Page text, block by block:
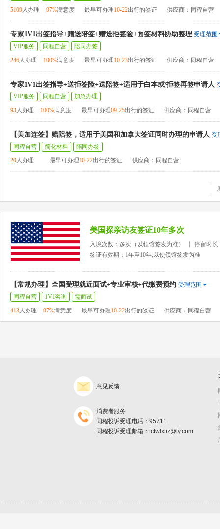
5109人办理 97%满意度 最早可办理10-22出行的签证 供应商：同程自营
专家1V1出签指导+赠送陪签+赠送拒签险+面签材料协助整理 受理范围
VIP服务
同程自营
陪同办签
246人办理 100%满意度 最早可办理10-23出行的签证 供应商：同程自营
专家1V1出签指导+送拒签险+送陪签+适用于白本或/拒签再签申请人
VIP服务
同程自营
加急办理
93人办理 100%满意度 最早可办理09-25出行的签证 供应商：同程自营
【美加连签】赠陪签，适用于美国和加拿大签证同时办理的申请人 受
同程自营
简化材料
陪同办签
20人办理 最早可办理10-22出行的签证 供应商：同程自营
美国探亲访友签证10年多次
入境次数：多次（以领馆签发为准）
停留时长
签证有效期：1年至10年,以使领馆签发为准
【常规办理】全国受理就近面试+专业审核+代缴费预约 受理范围
同程自营
1V1咨询
需面试
413人办理 97%满意度 最早可办理10-22出行的签证 供应商：同程自营
意见反馈
消费者服务
同程投诉受理电话：95711
同程投诉受理邮箱：tcfwfxbz@ly.com